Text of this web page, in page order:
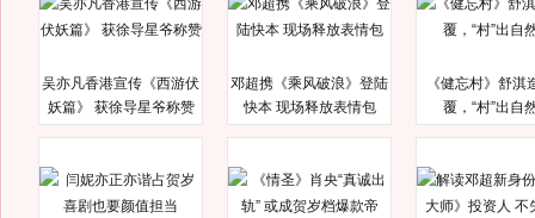
吴亦凡香港宣传《西游伏
妖篇》 获徐导星爷称赞
邓超携《乘风破浪》登陆
快本 现场释放表情包
《健忘村》舒淇
覆，“村”出自